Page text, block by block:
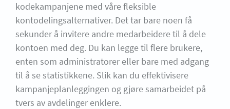
kodekampanjene med våre fleksible
kontodelingsalternativer. Det tar bare noen få
sekunder å invitere andre medarbeidere til å dele
kontoen med deg. Du kan legge til flere brukere,
enten som administratorer eller bare med adgang
til å se statistikkene. Slik kan du effektivisere
kampanjeplanleggingen og gjøre samarbeidet på
tvers av avdelinger enklere.